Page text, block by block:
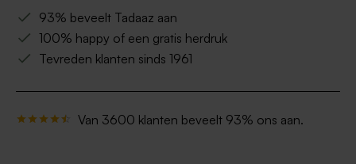
93% beveelt Tadaaz aan
100% happy of een gratis herdruk
Tevreden klanten sinds 1961
Van 3600 klanten beveelt 93% ons aan.